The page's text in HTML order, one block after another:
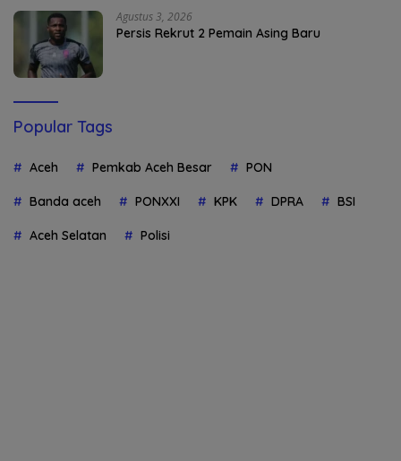
Agustus 3, 2026
Persis Rekrut 2 Pemain Asing Baru
Popular Tags
Aceh Pemkab Aceh Besar PON
Banda aceh PONXXI KPK DPRA BSI
Aceh Selatan Polisi